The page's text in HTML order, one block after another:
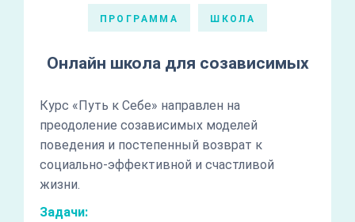
ПРОГРАММА ШКОЛА
Онлайн школа для созависимых
Курс «Путь к Себе» направлен на
преодоление созависимых моделей
поведения и постепенный возврат к
социально-эффективной и счастливой
жизни.
Задачи: